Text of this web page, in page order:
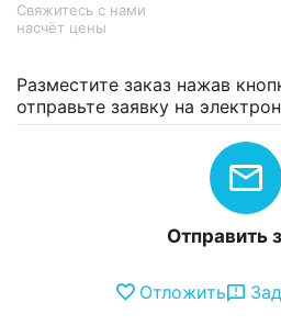
Свяжитесь с нами
насчёт цены
Разместите заказ нажав
отправьте заявку на
Отправить
Отложить